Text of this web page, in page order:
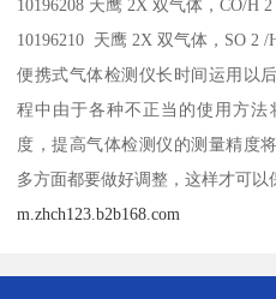
10196208 天鹰 2X 双气体，CO/H
10196210 天鹰 2X 双气体，SO 2 /
便携式气体检测仪长时间运用以
程中由于各种不正当的使用方
度，提高气体检测仪的测量精度
多方面都要做好调整，这样才可以
m.zhch123.b2b168.com